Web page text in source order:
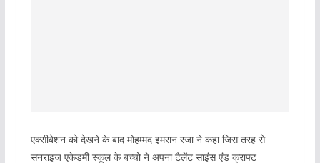
एक्सीबेशन को देखने के बाद मोहम्मद इमरान रजा ने कहा जिस तरह से
सनराइज एकेडमी स्कूल के बच्चो ने अपना टैलेंट साइंस एंड क्राफ्ट